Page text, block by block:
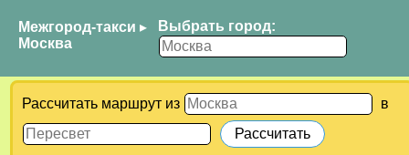
Межгород-такси ▸
Москва
Выбрать город:
Рассчитать маршрут из в